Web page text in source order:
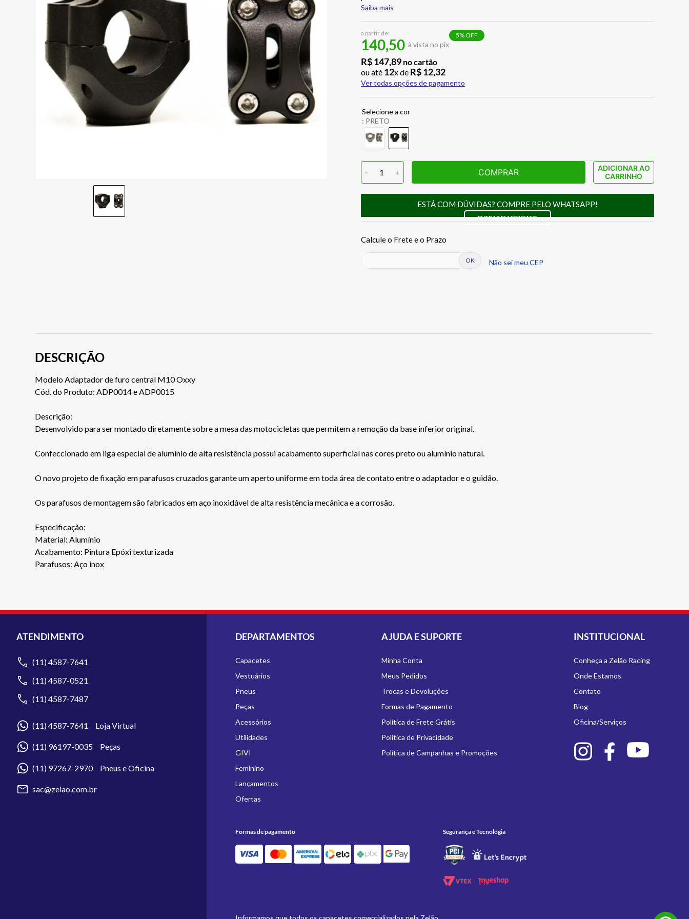
Saiba mais
a partir de:
140,50 à vista no pix
5% OFF
R$147,89 no cartão
ou até 12x de R$12,32
Ver todas opções de pagamento
: PRETO
- 1 + COMPRAR
ADICIONAR AO
CARRINHO
ESTÁ COM DÚVIDAS? COMPRE PELO WHATSAPP!
ENTRAR EM CONTATO
Não sei meu CEP
DESCRIÇÃO
Modelo Adaptador de furo central M10 Oxxy
Cód. do Produto: ADP0014 e ADP0015
Descrição:
Desenvolvido para ser montado diretamente sobre a mesa das motocicletas que permitem a remoção da base inferior original.
Confeccionado em liga especial de alumínio de alta resistência possui acabamento superficial nas cores preto ou alumínio natural.
O novo projeto de fixação em parafusos cruzados garante um aperto uniforme em toda área de contato entre o adaptador e o guidão.
Os parafusos de montagem são fabricados em aço inoxidável de alta resistência mecânica e a corrosão.
Especificação:
Material: Alumínio
Acabamento: Pintura Epóxi texturizada
Parafusos: Aço inox
ATENDIMENTO
(11) 4587-7641
(11) 4587-0521
(11) 4587-7487
(11) 4587-7641 Loja Virtual
(11) 96197-0035 Peças
(11) 97267-2970 Pneus e Oficina
sac@zelao.com.br
DEPARTAMENTOS
Capacetes
Vestuários
Pneus
Peças
Acessórios
Utilidades
GIVI
Feminino
Lançamentos
Ofertas
AJUDA E SUPORTE
Minha Conta
Meus Pedidos
Trocas e Devoluções
Formas de Pagamento
Política de Frete Grátis
Política de Privacidade
Política de Campanhas e Promoções
INSTITUCIONAL
Conheça a Zelão Racing
Onde Estamos
Contato
Blog
Oficina/Serviços
Formas de pagamento Segurança e Tecnologia
CALÇA
10 BOTAS